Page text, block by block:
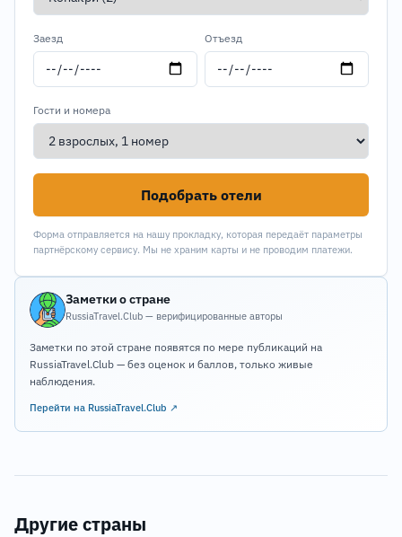
Заезд Отъезд
Гости и номера
Подобрать отели
Форма отправляется на нашу прокладку, которая передаёт параметры
партнёрскому сервису. Мы не храним карты и не проводим платежи.
Заметки о стране
RussiaTravel.Club — верифицированные авторы
Заметки по этой стране появятся по мере публикаций на
RussiaTravel.Club — без оценок и баллов, только живые
наблюдения.
Перейти на RussiaTravel.Club ↗
Другие страны